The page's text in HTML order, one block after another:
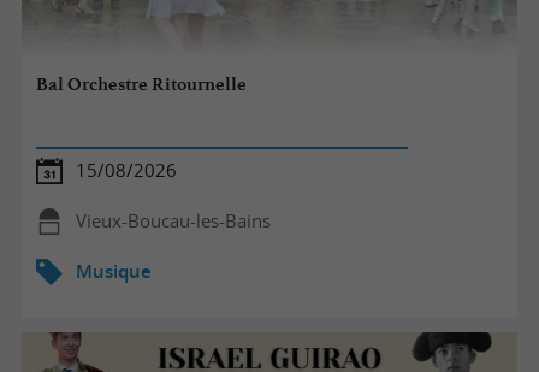
Bal Orchestre Ritournelle
15/08/2026
Vieux-Boucau-les-Bains
Musique